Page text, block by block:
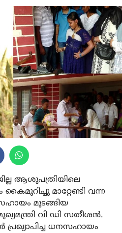
ആശുപത്രിയിലെ
മാറ്റേണ്ടി വന്ന
മുടങ്ങിയ
വി ഡി സതീശന്‍.
പ്രഖ്യാപിച്ച ധനസഹായം